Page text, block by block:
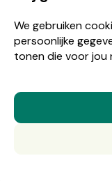
We gebruiken
persoonlijke
tonen die voor jou
Meld je aan
© Copyright 2026